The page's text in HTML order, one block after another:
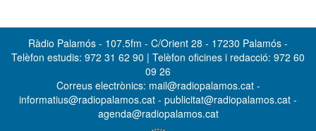
Ràdio Palamós - 107.5fm - C/Orient 28 - 17230 Palamós -
Telèfon estudis: 972 31 62 90 | Telèfon oficines i redacció: 972 60
09 26
Correus electrònics: mail@radiopalamos.cat -
informatius@radiopalamos.cat - publicitat@radiopalamos.cat -
agenda@radiopalamos.cat